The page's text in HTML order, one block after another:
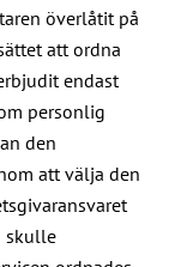
överlåtit på
att ordna
endast
personlig
den
att välja den
skulle